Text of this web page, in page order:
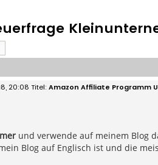
20:08 Amazon Affiliate Programm
und verwende auf meinem Blog
Blog auf Englisch ist und die